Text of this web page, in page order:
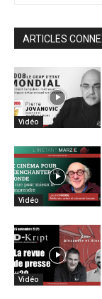
ARTICLES
Vidéo
Vidéo
Vidéo